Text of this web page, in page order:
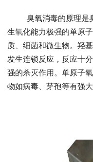
生氧化能力极强的单原
质、细菌和微生物。羟
发生连锁反应，反应十
强的杀灭作用。单原子
物如病毒、芽孢等有强大